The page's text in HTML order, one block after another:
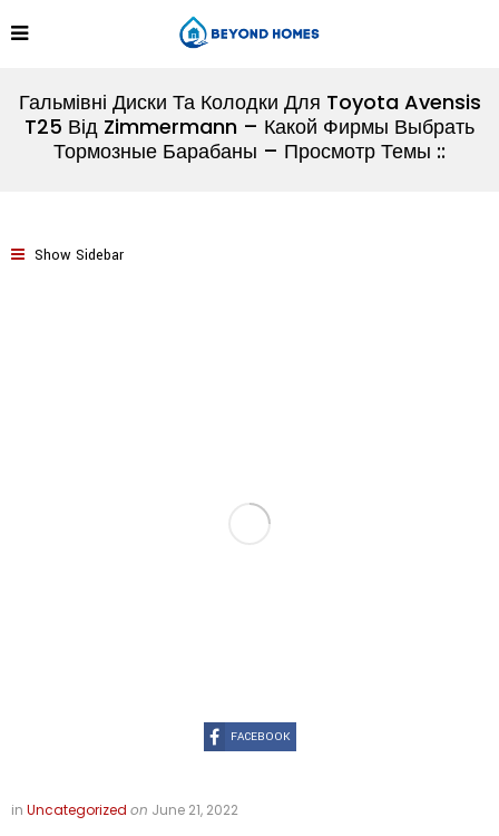
Гальмівні Диски Та Колодки Для Toyota Avensis
T25 Від Zimmermann – Какой Фирмы Выбрать
Тормозные Барабаны – Просмотр Темы ::
Show Sidebar
FACEBOOK
in Uncategorized on June 21, 2022